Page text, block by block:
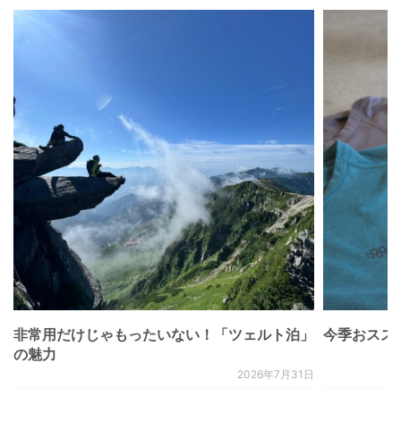
非常用だけじゃもったいない！「ツェルト泊」
の魅力
2026年7月31日
今季おスス